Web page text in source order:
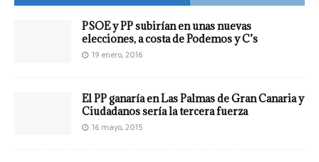
PSOE y PP subirían en unas nuevas
elecciones, a costa de Podemos y C’s
19 enero, 2016
El PP ganaría en Las Palmas de Gran Canaria y
Ciudadanos sería la tercera fuerza
16 mayo, 2015